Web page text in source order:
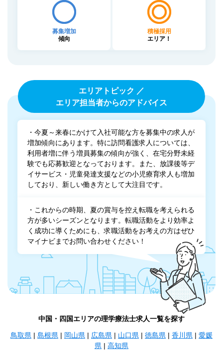
募集増加
傾向
積極採用
エリア！
エリアトピック ／
エリア担当者からのアドバイス
・今夏～来春にかけて入社可能な方を募集中の求人が
増加傾向にあります。特に訪問看護求人については、
利用者増に伴う増員募集の傾向が強く、在宅分野未経
験でも応募歓迎となっております。また、放課後等デ
イサービス・児童発達支援などの小児療育求人も増加
しており、新しい働き方として大注目です。
・これからの時期、夏の賞与を控え転職を考えられる
方が多いシーズンとなります。転職活動をより効率よ
く成功に導くためにも、求職活動をお考えの方はぜひ
マイナビまでお問い合わせください！
中国・四国エリアの理学療法士求人一覧を探す
鳥取県 | 島根県 | 岡山県 | 広島県 | 山口県 | 徳島県 | 香川県 | 愛媛
県 | 高知県